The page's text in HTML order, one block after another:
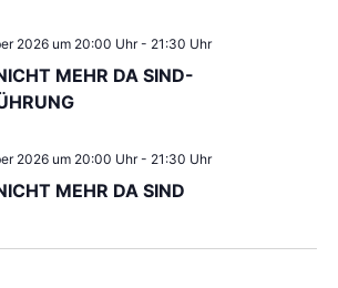
MEHR DA SIND-
2026 um 20:00 Uhr- 21:30 Uhr
MEHR DA SIND
2026 um 20:00 Uhr- 21:30 Uhr